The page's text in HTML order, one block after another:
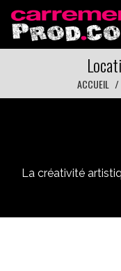
ACCUEIL
La créativité